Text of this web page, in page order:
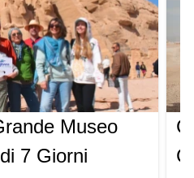
Museo
7 Giorni